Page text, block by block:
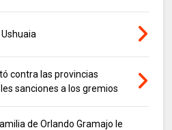
contra las provincias
sanciones a los gremios
de Orlando Gramajo le